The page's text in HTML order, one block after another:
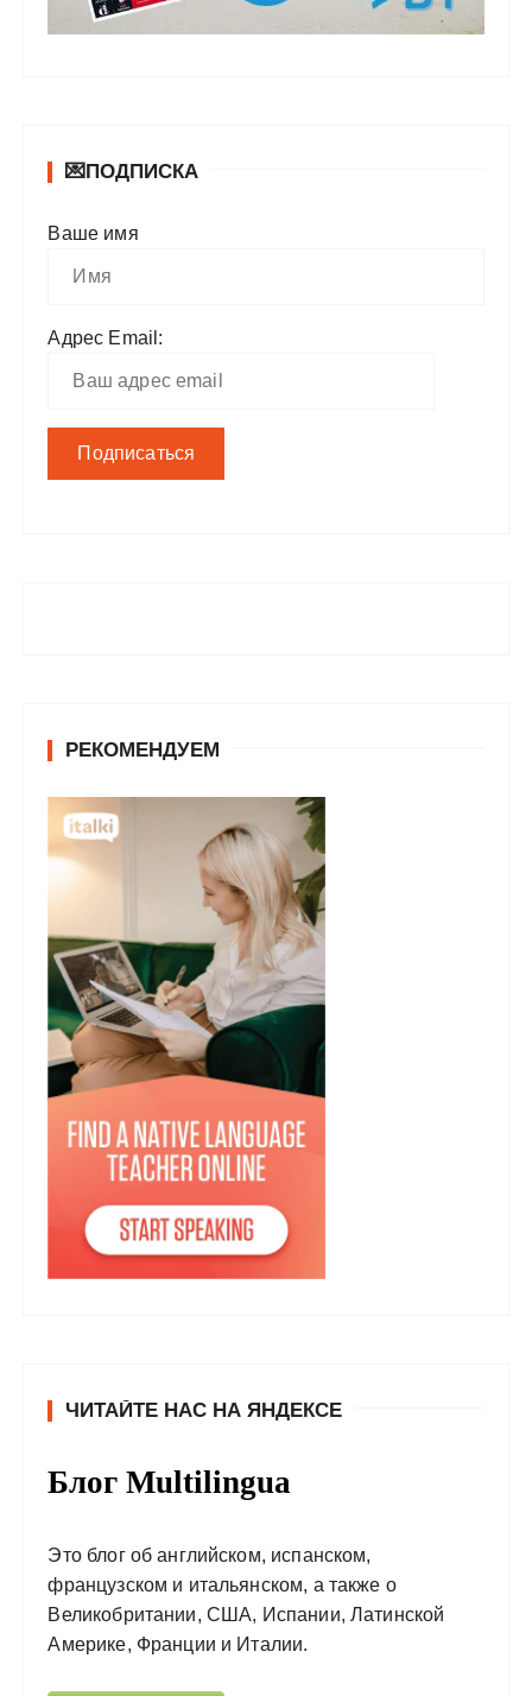
💌ПОДПИСКА
Ваше имя
Адрес Email:
РЕКОМЕНДУЕМ
ЧИТАЙТЕ НАС НА ЯНДЕКСЕ
Блог Multilingua
Это блог об английском, испанском,
французском и итальянском, а также о
Великобритании, США, Испании, Латинской
Америке, Франции и Италии.